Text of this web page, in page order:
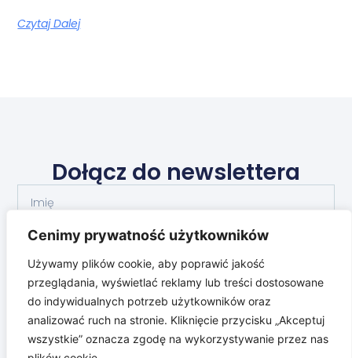
Cenimy prywatność użytkowników
Używamy plików cookie, aby poprawić jakość
przeglądania, wyświetlać reklamy lub treści dostosowane
do indywidualnych potrzeb użytkowników oraz
analizować ruch na stronie. Kliknięcie przycisku „Akceptuj
wszystkie” oznacza zgodę na wykorzystywanie przez nas
Czytaj Dalej
Dołącz do newslettera
Dołącz